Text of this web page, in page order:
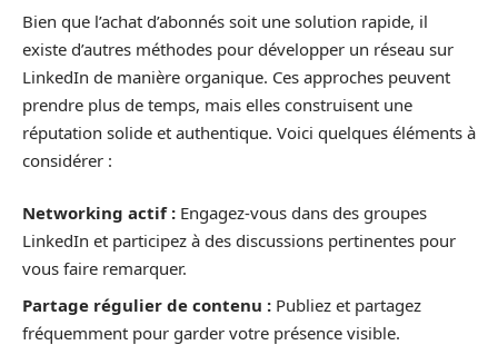
Bien que l’achat d’abonnés soit une solution rapide, il
existe d’autres méthodes pour développer un réseau sur
LinkedIn de manière organique. Ces approches peuvent
prendre plus de temps, mais elles construisent une
réputation solide et authentique. Voici quelques éléments à
considérer :
Networking actif : Engagez-vous dans des groupes
LinkedIn et participez à des discussions pertinentes pour
vous faire remarquer.
Partage régulier de contenu : Publiez et partagez
fréquemment pour garder votre présence visible.